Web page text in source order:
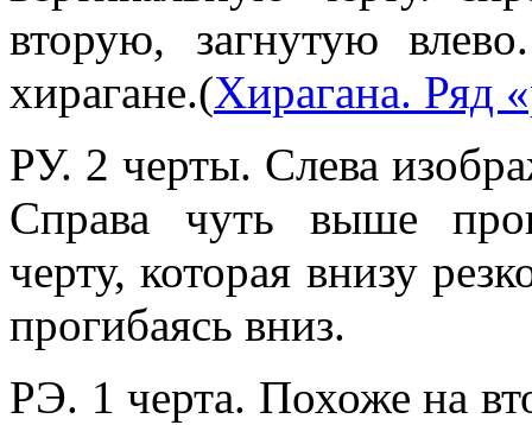
вторую, загнутую
хирагане.(Хирагана. Ряд
РУ. 2 черты. Слева
Справа чуть выше
черту, которая внизу
прогибаясь вниз.
РЭ. 1 черта. Похоже на